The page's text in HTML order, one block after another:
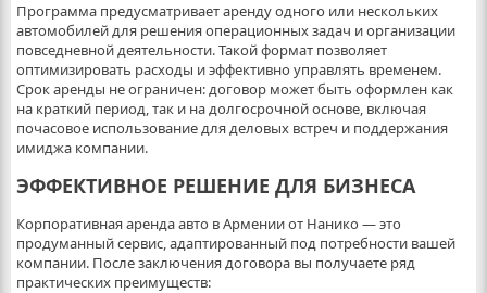
Программа предусматривает аренду одного или нескольких
автомобилей для решения операционных задач и организации
повседневной деятельности. Такой формат позволяет
оптимизировать расходы и эффективно управлять временем.
Срок аренды не ограничен: договор может быть оформлен как
на краткий период, так и на долгосрочной основе, включая
почасовое использование для деловых встреч и поддержания
имиджа компании.
ЭФФЕКТИВНОЕ РЕШЕНИЕ ДЛЯ БИЗНЕСА
Корпоративная аренда авто в Армении от Нанико — это
продуманный сервис, адаптированный под потребности вашей
компании. После заключения договора вы получаете ряд
практических преимуществ: